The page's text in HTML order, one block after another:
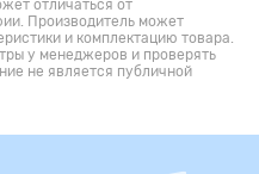
отличаться от
Производитель может
и комплектацию товара.
у менеджеров и проверять
не является публичной